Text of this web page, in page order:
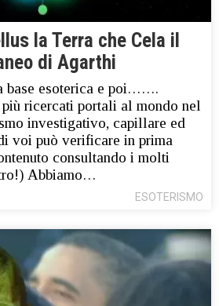
la Terra che Cela il
di Agarthi
base esoterica e poi…….
ricercati portali al mondo nel
investigativo, capillare ed
voi può verificare in prima
consultando i molti
Abbiamo…
ESOTERISMO